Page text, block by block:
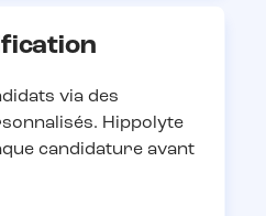
via des
Hippolyte
candidature avant